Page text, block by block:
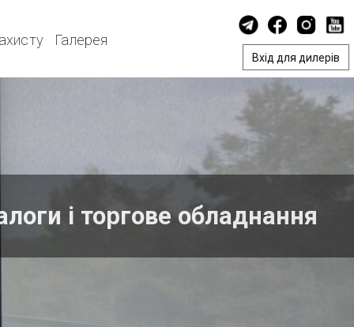
Галерея
Вхід для дилерів
і торгове обладнання